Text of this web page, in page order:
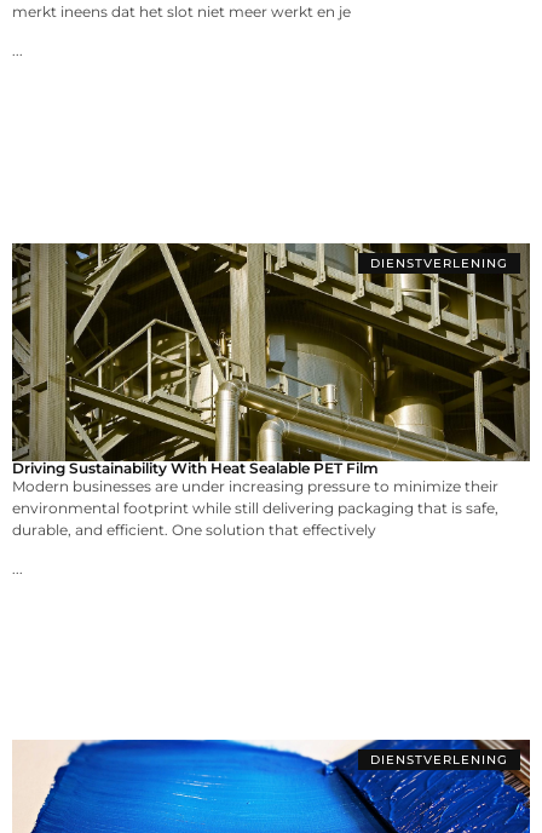
merkt ineens dat het slot niet meer werkt en je
...
DIENSTVERLENING
Driving Sustainability With Heat Sealable PET Film
Modern businesses are under increasing pressure to minimize their
environmental footprint while still delivering packaging that is safe,
durable, and efficient. One solution that effectively
...
DIENSTVERLENING